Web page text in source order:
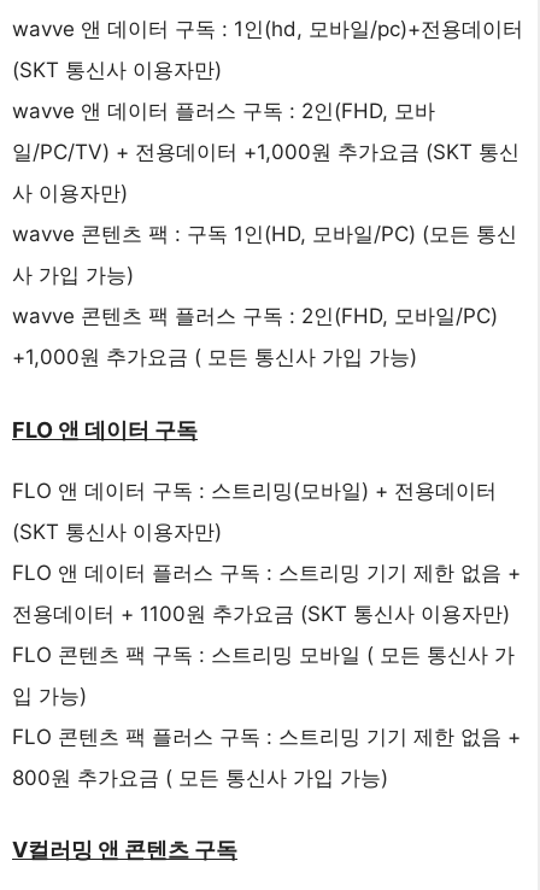
wavve 앤 데이터 구독 : 1인(hd, 모바일/pc)+전용데이터
(SKT 통신사 이용자만)
wavve 앤 데이터 플러스 구독 : 2인(FHD, 모바
일/PC/TV) + 전용데이터 +1,000원 추가요금 (SKT 통신
사 이용자만)
wavve 콘텐츠 팩 : 구독 1인(HD, 모바일/PC) (모든 통신
사 가입 가능)
wavve 콘텐츠 팩 플러스 구독 : 2인(FHD, 모바일/PC)
+1,000원 추가요금 ( 모든 통신사 가입 가능)
FLO 앤 데이터 구독
FLO 앤 데이터 구독 : 스트리밍(모바일) + 전용데이터
(SKT 통신사 이용자만)
FLO 앤 데이터 플러스 구독 : 스트리밍 기기 제한 없음 +
전용데이터 + 1100원 추가요금 (SKT 통신사 이용자만)
FLO 콘텐츠 팩 구독 : 스트리밍 모바일 ( 모든 통신사 가
입 가능)
FLO 콘텐츠 팩 플러스 구독 : 스트리밍 기기 제한 없음 +
800원 추가요금 ( 모든 통신사 가입 가능)
V컬러밍 앤 콘텐츠 구독